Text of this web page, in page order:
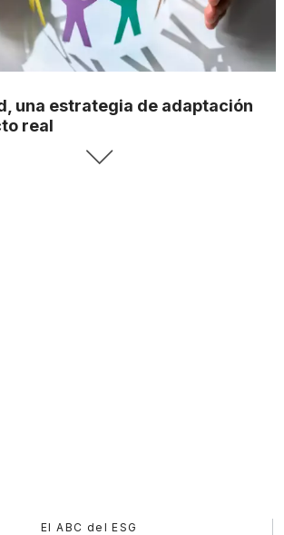
una estrategia de adaptación
real
El ABC del ESG